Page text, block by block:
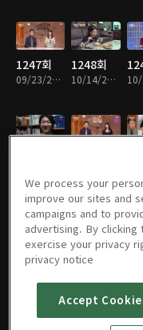
1247회
09/23/2023 • 59분
1248회
10/14/2023 • 1시간
1259회
01/06/2024 • 58분
1260회
We process your
improve our sites and
campaigns and to
advertising. By
exercise your privacy
privacy notice
Accept